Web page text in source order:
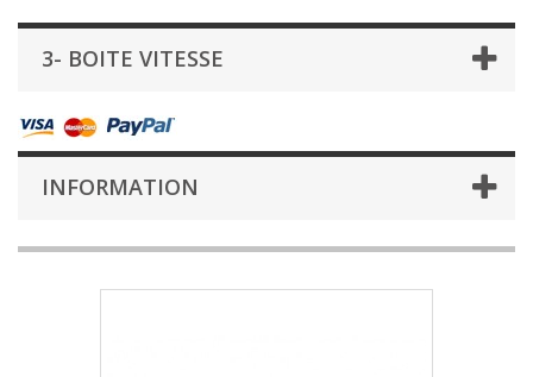
3- BOITE VITESSE
INFORMATION